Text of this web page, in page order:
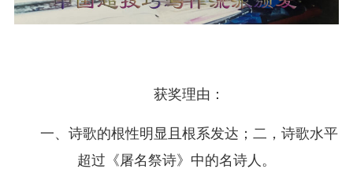
获奖理由：
一、诗歌的根性明显且根系发达；二，诗歌水平
超过《屠名祭诗》中的名诗人。